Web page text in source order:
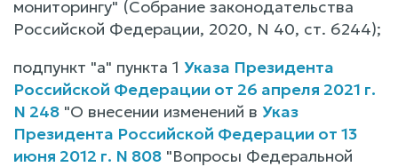
мониторингу" (Собрание законодательства
Российской Федерации, 2020, N 40, ст. 6244);
подпункт "а" пункта 1 Указа Президента
Российской Федерации от 26 апреля 2021 г.
N 248 "О внесении изменений в Указ
Президента Российской Федерации от 13
июня 2012 г. N 808 "Вопросы Федеральной